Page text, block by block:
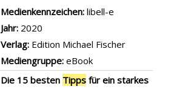
Medienkennzeichen: libell-e
Jahr: 2020
Verlag: Edition Michael Fischer
Mediengruppe: eBook
Die 15 besten Tipps für ein starkes